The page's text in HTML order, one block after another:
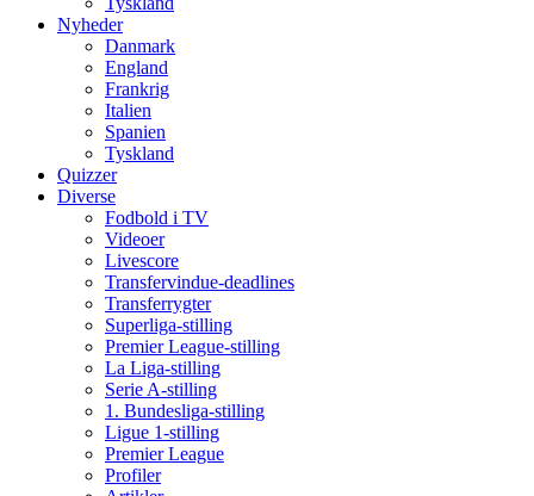
Nyheder
Danmark
England
Frankrig
Italien
Spanien
Tyskland
Quizzer
Diverse
Fodbold i TV
Videoer
Livescore
Transfervindue-deadlines
Transferrygter
Superliga-stilling
Premier League-stilling
La Liga-stilling
Serie A-stilling
1. Bundesliga-stilling
Ligue 1-stilling
Premier League
Profiler